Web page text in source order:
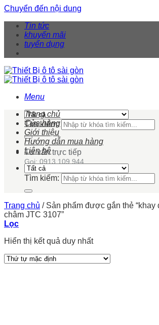
Chuyển đến nội dung
Tin tức
khuyến mãi
tuyển dụng
Menu
Tìm kiếm:
Tư vấn trực tiếp
Gọi: 0913 109 944
Trang chủ
Cửa hàng
Giới thiệu
Hướng dẫn mua hàng
Liên hệ
Tìm kiếm:
Trang chủ /Sản phẩm được gắn thẻ “khay
châm JTC 3107”
Lọc
Hiển thị kết quả duy nhất